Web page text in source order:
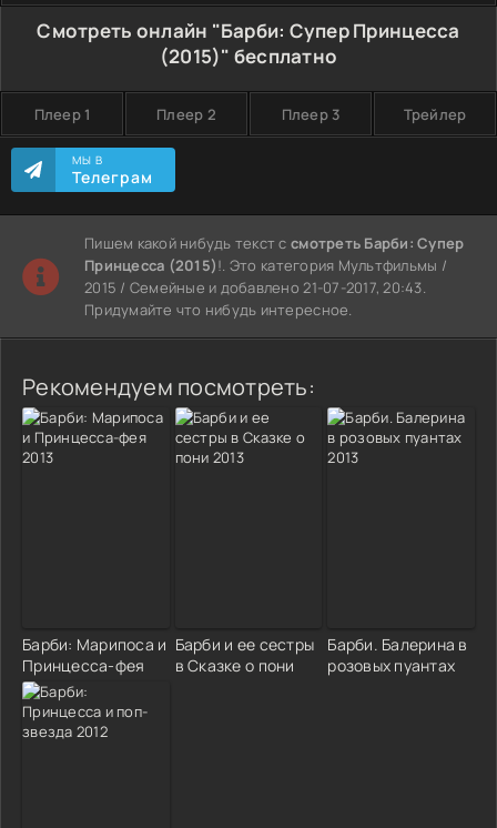
Смотреть онлайн "Барби: Супер Принцесса
(2015)" бесплатно
Плеер 1 Плеер 2 Плеер 3 Трейлер
МЫ В
Телеграм
Пишем какой нибудь текст ссмотреть Барби: Супер
Принцесса (2015)!. Это категория Мультфильмы /
2015 / Семейные и добавлено 21-07-2017, 20:43.
Придумайте что нибудь интересное.
Рекомендуем посмотреть:
Барби: Марипоса и
Принцесса-фея
Барби и ее сестры
в Сказке о пони
Барби. Балерина в
розовых пуантах